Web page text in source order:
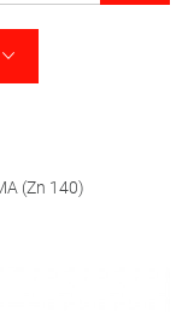
(Zn 140)